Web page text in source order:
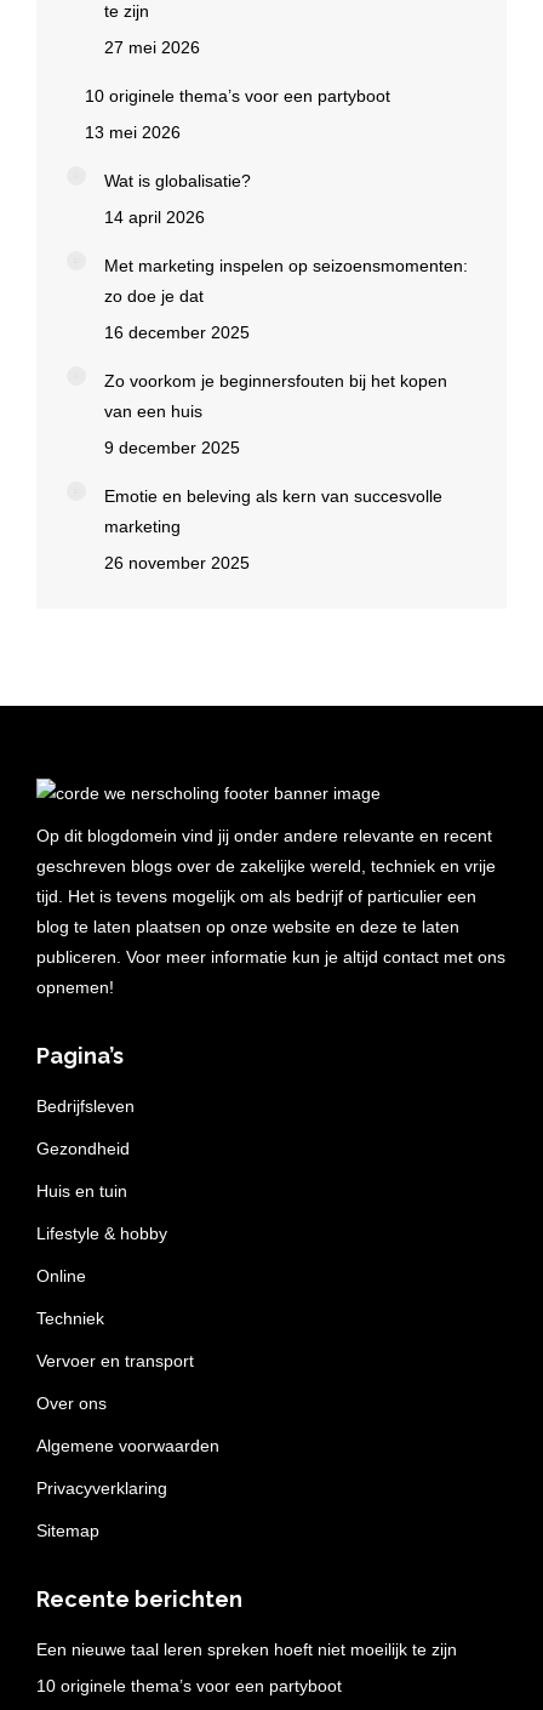
te zijn
27 mei 2026
10 originele thema’s voor een partyboot
13 mei 2026
Wat is globalisatie?
14 april 2026
Met marketing inspelen op seizoensmomenten:
zo doe je dat
16 december 2025
Zo voorkom je beginnersfouten bij het kopen
van een huis
9 december 2025
Emotie en beleving als kern van succesvolle
marketing
26 november 2025
Op dit blogdomein vind jij onder andere relevante en recent
geschreven blogs over de zakelijke wereld, techniek en vrije
tijd. Het is tevens mogelijk om als bedrijf of particulier een
blog te laten plaatsen op onze website en deze te laten
publiceren. Voor meer informatie kun je altijd contact met ons
opnemen!
Pagina’s
Bedrijfsleven
Gezondheid
Huis en tuin
Lifestyle & hobby
Online
Techniek
Vervoer en transport
Over ons
Algemene voorwaarden
Privacyverklaring
Sitemap
Recente berichten
Een nieuwe taal leren spreken hoeft niet moeilijk te zijn
10 originele thema’s voor een partyboot